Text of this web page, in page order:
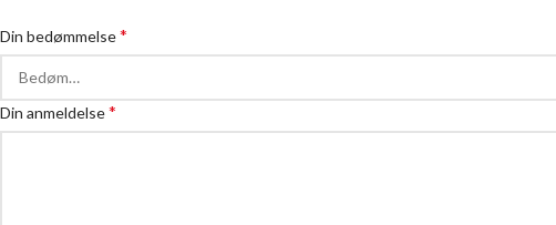
Din bedømmelse*
Din anmeldelse*